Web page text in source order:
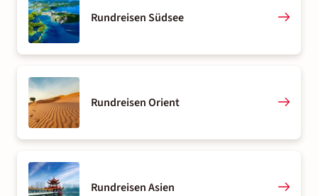
Rundreisen Südsee
Rundreisen Orient
Rundreisen Asien